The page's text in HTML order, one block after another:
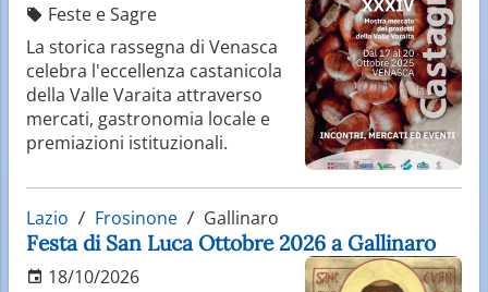
Feste e Sagre
La storica rassegna di Venasca
celebra l'eccellenza castanicola
della Valle Varaita attraverso
mercati, gastronomia locale e
premiazioni istituzionali.
Lazio Frosinone Gallinaro
Festa di San Luca Ottobre 2026 a Gallinaro
18/10/2026